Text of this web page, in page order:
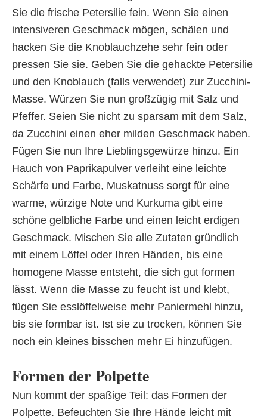
Sie die frische Petersilie fein. Wenn Sie einen
intensiveren Geschmack mögen, schälen und
hacken Sie die Knoblauchzehe sehr fein oder
pressen Sie sie. Geben Sie die gehackte Petersilie
und den Knoblauch (falls verwendet) zur Zucchini-
Masse. Würzen Sie nun großzügig mit Salz und
Pfeffer. Seien Sie nicht zu sparsam mit dem Salz,
da Zucchini einen eher milden Geschmack haben.
Fügen Sie nun Ihre Lieblingsgewürze hinzu. Ein
Hauch von Paprikapulver verleiht eine leichte
Schärfe und Farbe, Muskatnuss sorgt für eine
warme, würzige Note und Kurkuma gibt eine
schöne gelbliche Farbe und einen leicht erdigen
Geschmack. Mischen Sie alle Zutaten gründlich
mit einem Löffel oder Ihren Händen, bis eine
homogene Masse entsteht, die sich gut formen
lässt. Wenn die Masse zu feucht ist und klebt,
fügen Sie esslöffelweise mehr Paniermehl hinzu,
bis sie formbar ist. Ist sie zu trocken, können Sie
noch ein kleines bisschen mehr Ei hinzufügen.
Formen der Polpette
Nun kommt der spaßige Teil: das Formen der
Polpette. Befeuchten Sie Ihre Hände leicht mit